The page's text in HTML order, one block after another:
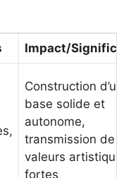
Impact/
Construction d’une
base solide et
autonome,
transmission de
valeurs artistiques
fortes